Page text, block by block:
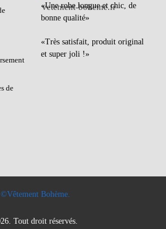
de
«Une robe longue et chic, de
bonne qualité»
«Très satisfait, produit original
et super joli !»
©Vêtement Bohème.
Tout droit réservés.